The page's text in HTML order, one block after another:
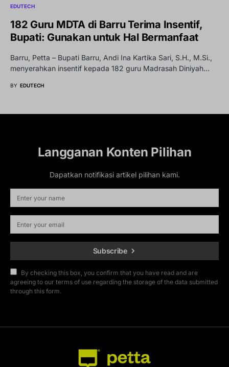
EDUTECH
182 Guru MDTA di Barru Terima Insentif,
Bupati: Gunakan untuk Hal Bermanfaat
Barru, Petta – Bupati Barru, Andi Ina Kartika Sari, S.H., M.Si.,
menyerahkan insentif kepada 182 guru Madrasah Diniyah…
BY EDUTECH
Langganan Konten Pilihan
Dapatkan notifikasi artikel pilihan kami.
Subscribe
By checking this box, you confirm that you have read and are
agreeing to our terms of use regarding the storage of the data submitted
through this form.